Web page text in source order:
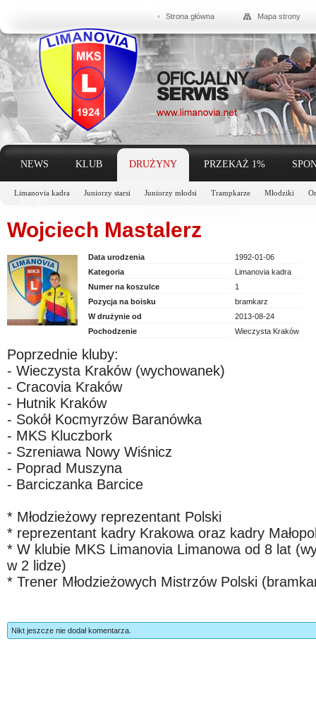
Strona główna Mapa strony
NEWS KLUB DRUŻYNY
Limanovia kadra Juniorzy starsi Juniorzy młodsi Trampkarze Młodziki
PRZEKAŻ 1%
Wojciech Mastalerz
Data urodzenia
1992-01-06
Kategoria
Limanovia kadra
Numer na koszulce
1
Pozycja na boisku
bramkarz
W drużynie od
2013-08-24
Pochodzenie
Wieczysta Kraków
Poprzednie kluby:
- Wieczysta Kraków (wychowanek)
- Cracovia Kraków
- Hutnik Kraków
- Sokół Kocmyrzów Baranówka
- MKS Kluczbork
- Szreniawa Nowy Wiśnicz
- Poprad Muszyna
- Barciczanka Barcice
* Młodzieżowy reprezentant Polski
* reprezentant kadry Krakowa oraz kadry
* W klubie MKS Limanovia Limanowa od 8 lat
w 2 lidze)
* Trener Młodzieżowych Mistrzów Polski
Nikt jeszcze nie dodał komentarza.